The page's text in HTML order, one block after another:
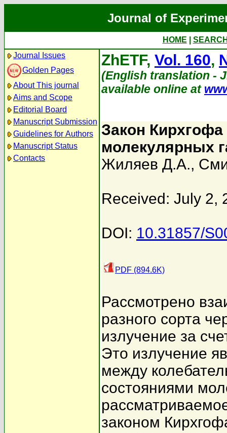
Journal of
HOME
Journal Issues
Golden Pages
About This journal
Aims and Scope
Editorial Board
Manuscript Submission
Guidelines for Authors
Manuscript Status
Contacts
ZhETF, Vol. 160,
(English translation -
available online at
Закон
молекулярных
Жиляев Д.А.,
Received: July 2,
DOI: 10.31857/
PDF (894.6K)
Рассмотрено
разного сорта
излучение за
Это излучение
между
состояниями
законом